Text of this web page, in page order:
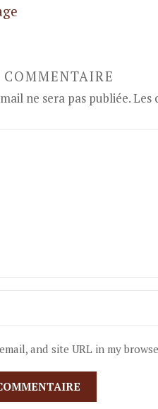
ne sera pas publiée.Les
and site URL in my